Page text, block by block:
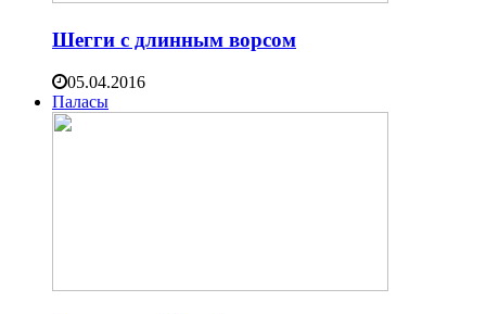
Шегги с длинным ворсом
05.04.2016
Паласы